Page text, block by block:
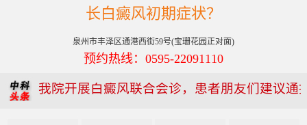
长白癜风初期症状？
泉州市丰泽区通港西街59号(宝珊花园正对面)
预约热线：0595-22091110
我院开展白癜风联合会诊，患者朋友们建议通